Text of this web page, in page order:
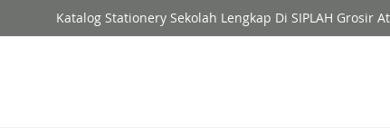
Katalog Stationery Sekolah Lengkap Di SIPLAH Grosir